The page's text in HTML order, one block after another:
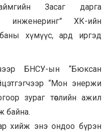
Засаг дарга
инженеринг” ХК-ийн
хүмүүс, ард иргэд
БНСУ-ын “Бюксан
“Мон энержи
зураг төслийн ажил
байна.
хийж энэ ондоо бүрэн